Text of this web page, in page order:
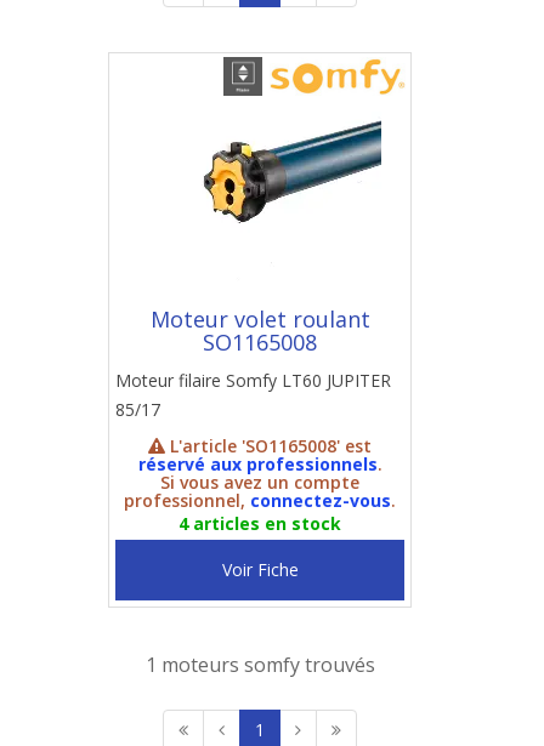
Moteur volet roulant
SO1165008
Moteur filaire Somfy LT60 JUPITER
85/17
L'article 'SO1165008' est
réservé aux professionnels.
Si vous avez un compte
professionnel, connectez-vous.
4 articles en stock
Voir Fiche
1 moteurs somfy trouvés
1